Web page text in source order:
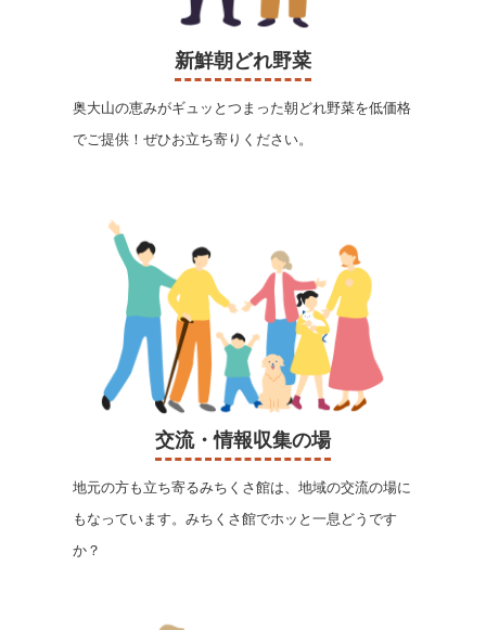
新鮮朝どれ野菜
奥大山の恵みがギュッとつまった朝どれ野菜を低価格
でご提供！ぜひお立ち寄りください。
交流・情報収集の場
地元の方も立ち寄るみちくさ館は、地域の交流の場に
もなっています。みちくさ館でホッと一息どうです
か？